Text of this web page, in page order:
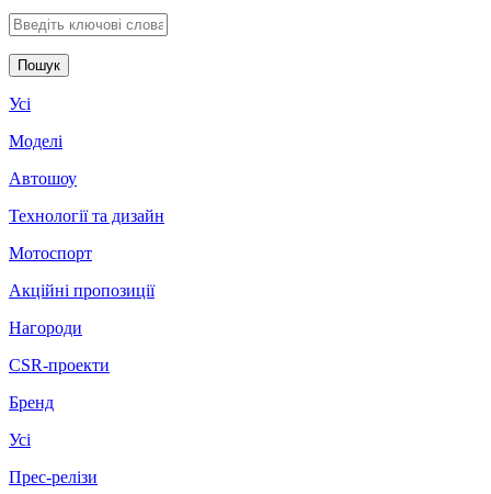
Введіть ключові слова для пошуку
Усі
Моделі
Автошоу
Технології та дизайн
Мотоспорт
Акційні пропозиції
Нагороди
CSR-проекти
Бренд
Усі
Прес-релізи